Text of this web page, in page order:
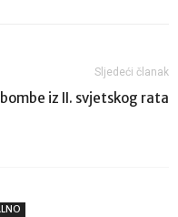
Sljedeći članak
iz II. svjetskog rata